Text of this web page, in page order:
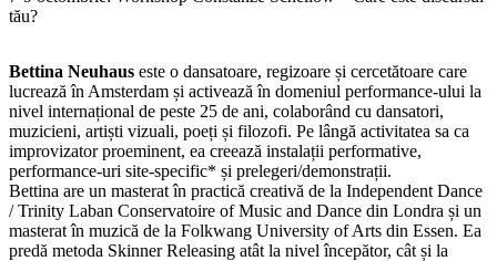
tău?
Bettina Neuhaus este o dansatoare, regizoare și cercetătoare care
lucrează în Amsterdam și activează în domeniul performance-ului la
nivel internațional de peste 25 de ani, colaborând cu dansatori,
muzicieni, artiști vizuali, poeți și filozofi. Pe lângă activitatea sa ca
improvizator proeminent, ea creează instalații performative,
performance-uri site-specific* și prelegeri/demonstrații.
Bettina are un masterat în practică creativă de la Independent Dance
/ Trinity Laban Conservatoire of Music and Dance din Londra și un
masterat în muzică de la Folkwang University of Arts din Essen. Ea
predă metoda Skinner Releasing atât la nivel începător, cât și la